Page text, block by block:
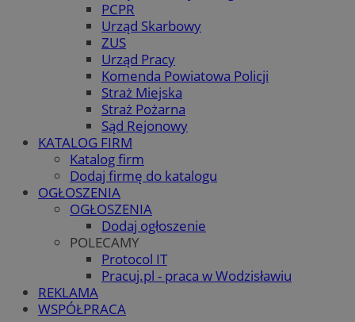
PCPR
Urząd Skarbowy
ZUS
Urząd Pracy
Komenda Powiatowa Policji
Straż Miejska
Straż Pożarna
Sąd Rejonowy
KATALOG FIRM
Katalog firm
Dodaj firmę do katalogu
OGŁOSZENIA
OGŁOSZENIA
Dodaj ogłoszenie
POLECAMY
Protocol IT
Pracuj.pl - praca w Wodzisławiu
REKLAMA
WSPÓŁPRACA